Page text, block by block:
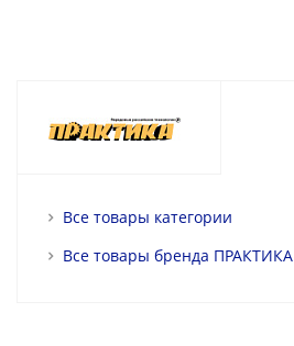
Все товары категории
Все товары бренда ПРАКТИКА